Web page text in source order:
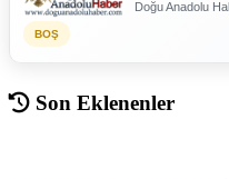
Doğu Anadolu
BOŞ
Son Eklenenler